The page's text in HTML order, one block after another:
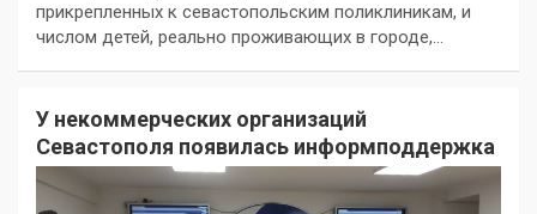
прикрепленных к севастопольским поликлиникам, и
числом детей, реально проживающих в городе,…
У некоммерческих организаций
Севастополя появилась информподдержка